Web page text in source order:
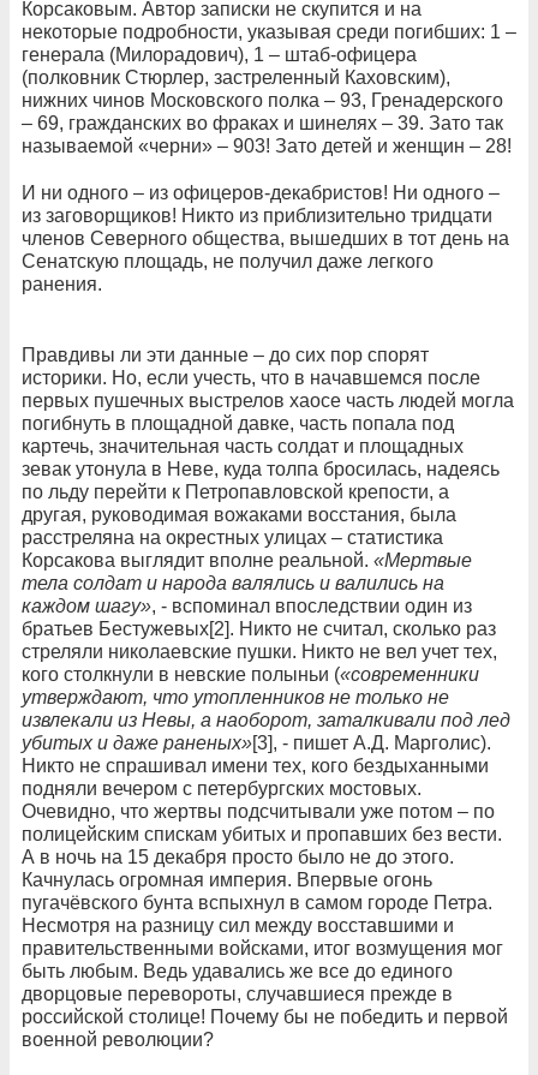
Корсаковым. Автор записки не скупится и на
некоторые подробности, указывая среди погибших: 1 –
генерала (Милорадович), 1 – штаб-офицера
(полковник Стюрлер, застреленный Каховским),
нижних чинов Московского полка – 93, Гренадерского
– 69, гражданских во фраках и шинелях – 39. Зато так
называемой «черни» – 903! Зато детей и женщин – 28!
И ни одного – из офицеров-декабристов! Ни одного –
из заговорщиков! Никто из приблизительно тридцати
членов Северного общества, вышедших в тот день на
Сенатскую площадь, не получил даже легкого
ранения.
Правдивы ли эти данные – до сих пор спорят
историки. Но, если учесть, что в начавшемся после
первых пушечных выстрелов хаосе часть людей могла
погибнуть в площадной давке, часть попала под
картечь, значительная часть солдат и площадных
зевак утонула в Неве, куда толпа бросилась, надеясь
по льду перейти к Петропавловской крепости, а
другая, руководимая вожаками восстания, была
расстреляна на окрестных улицах – статистика
Корсакова выглядит вполне реальной. «Мертвые
тела солдат и народа валялись и валились на
каждом шагу», - вспоминал впоследствии один из
братьев Бестужевых[2]. Никто не считал, сколько раз
стреляли николаевские пушки. Никто не вел учет тех,
кого столкнули в невские полыньи («современники
утверждают, что утопленников не только не
извлекали из Невы, а наоборот, заталкивали под лед
убитых и даже раненых»[3], - пишет А.Д. Марголис).
Никто не спрашивал имени тех, кого бездыханными
подняли вечером с петербургских мостовых.
Очевидно, что жертвы подсчитывали уже потом – по
полицейским спискам убитых и пропавших без вести.
А в ночь на 15 декабря просто было не до этого.
Качнулась огромная империя. Впервые огонь
пугачёвского бунта вспыхнул в самом городе Петра.
Несмотря на разницу сил между восставшими и
правительственными войсками, итог возмущения мог
быть любым. Ведь удавались же все до единого
дворцовые перевороты, случавшиеся прежде в
российской столице! Почему бы не победить и первой
военной революции?